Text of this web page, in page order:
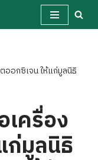
ออกซิเจน ให้แก่มูลนิธิ
เครื่อง
ก่มูลนิธิ